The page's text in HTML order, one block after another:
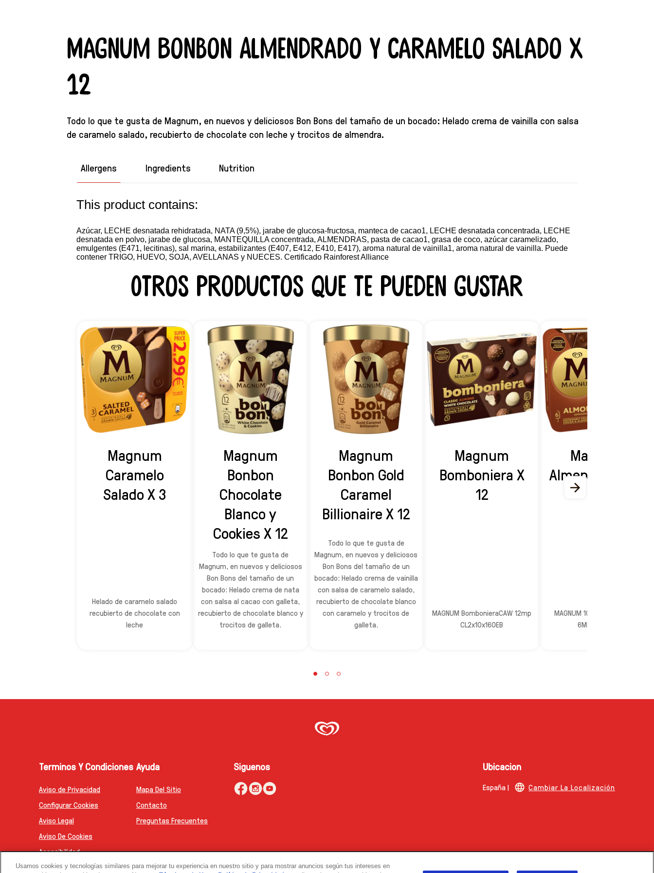
Magnum Bonbon Almendrado y Caramelo Salado X
12
Todo lo que te gusta de Magnum, en nuevos y deliciosos Bon Bons del tamaño de un bocado: Helado crema de vainilla con salsa
de caramelo salado, recubierto de chocolate con leche y trocitos de almendra.
Allergens Ingredients Nutrition
This product contains:
Azúcar, LECHE desnatada rehidratada, NATA (9,5%), jarabe de glucosa-fructosa, manteca de cacao1, LECHE desnatada concentrada, LECHE
desnatada en polvo, jarabe de glucosa, MANTEQUILLA concentrada, ALMENDRAS, pasta de cacao1, grasa de coco, azúcar caramelizado,
emulgentes (E471, lecitinas), sal marina, estabilizantes (E407, E412, E410, E417), aroma natural de vainilla1, aroma natural de vainilla. Puede
contener TRIGO, HUEVO, SOJA, AVELLANAS y NUECES. Certificado Rainforest Alliance
Otros productos que te pueden gustar
Magnum
Caramelo
Salado X 3
Helado de caramelo salado
recubierto de chocolate con
leche
Magnum
Bonbon
Chocolate
Blanco y
Cookies X 12
Todo lo que te gusta de
Magnum, en nuevos y deliciosos
Bon Bons del tamaño de un
bocado: Helado crema de nata
con salsa al cacao con galleta,
recubierto de chocolate blanco y
trocitos de galleta.
Magnum
Bonbon Gold
Caramel
Billionaire X 12
Todo lo que te gusta de
Magnum, en nuevos y deliciosos
Bon Bons del tamaño de un
bocado: Helado crema de vainilla
con salsa de caramelo salado,
recubierto de chocolate blanco
con caramelo y trocitos de
galleta.
Magnum
Bomboniera X
12
MAGNUM BombonieraCAW 12mp
CL2x10x160EB
Magnum
Almendrado X 6
MAGNUM 100ml Almond CL2
6MPx4x171EB
Terminos Y Condiciones
Aviso de Privacidad
Configurar Cookies
Aviso Legal
Aviso De Cookies
Accesibilidad
Ayuda
Mapa Del Sitio
Contacto
Preguntas Frecuentes
Siguenos Ubicacion
España | Cambiar La Localización
Usamos cookies y tecnologías similares para mejorar tu experiencia en nuestro sitio y para mostrar anuncios según tus intereses en